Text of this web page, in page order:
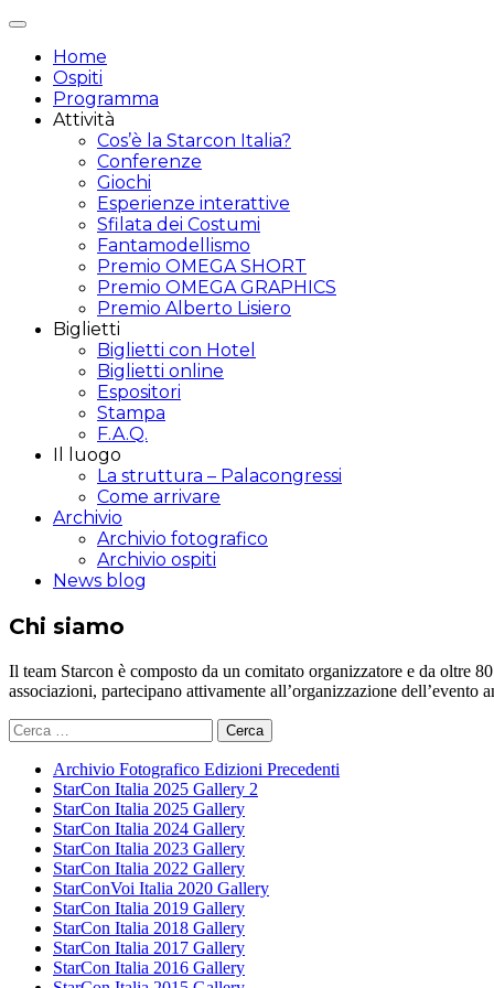
Attiva/disattiva
navigazione
Home
Ospiti
Programma
Attività
Cos’è la Starcon Italia?
Conferenze
Giochi
Esperienze interattive
Sfilata dei Costumi
Fantamodellismo
Premio OMEGA SHORT
Premio OMEGA GRAPHICS
Premio Alberto Lisiero
Biglietti
Biglietti con Hotel
Biglietti online
Espositori
Stampa
F.A.Q.
Il luogo
La struttura – Palacongressi
Come arrivare
Archivio
Archivio fotografico
Archivio ospiti
News blog
Chi siamo
Il team Starcon è composto da un comitato organizzatore e da oltre
associazioni, partecipano attivamente all’organizzazione
Ricerca
per:
Archivio Fotografico Edizioni Precedenti
StarCon Italia 2025 Gallery 2
StarCon Italia 2025 Gallery
StarCon Italia 2024 Gallery
StarCon Italia 2023 Gallery
StarCon Italia 2022 Gallery
StarConVoi Italia 2020 Gallery
StarCon Italia 2019 Gallery
StarCon Italia 2018 Gallery
StarCon Italia 2017 Gallery
StarCon Italia 2016 Gallery